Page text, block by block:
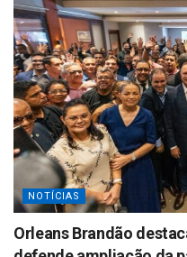
NOTÍCIAS
Orleans Brandão